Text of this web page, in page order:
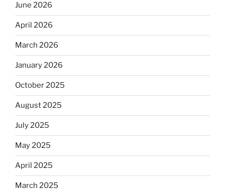
June 2026
April 2026
March 2026
January 2026
October 2025
August 2025
July 2025
May 2025
April 2025
March 2025